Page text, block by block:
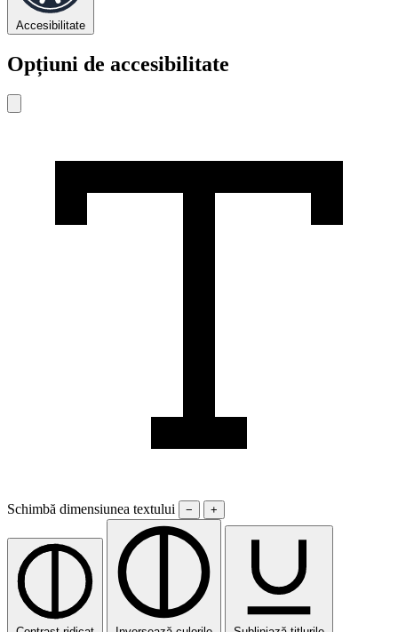
Accesibilitate
Opțiuni de accesibilitate
Schimbă dimensiunea textului − +